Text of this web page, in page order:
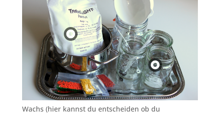
Wachs (hier kannst du entscheiden ob du